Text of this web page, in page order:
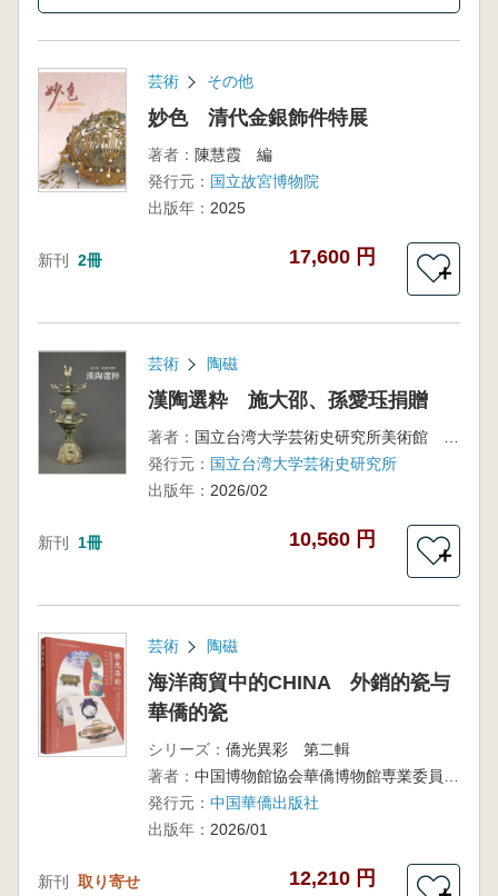
芸術 その他
妙色 清代金銀飾件特展
著者： 陳慧霞 編
発行元： 国立故宮博物院
出版年： 2025
新刊 2冊 17,600 円
＋
芸術 陶磁
漢陶選粋 施大邵、孫愛珏捐贈
著者：
発行元： 国立台湾大学芸術史研究所
出版年： 2026/02
新刊 1冊 10,560 円
＋
芸術 陶磁
海洋商貿中的CHINA 外銷的瓷与
華僑的瓷
シリーズ： 僑光異彩 第二輯
著者：
発行元： 中国華僑出版社
出版年： 2026/01
新刊 取り寄せ 12,210 円